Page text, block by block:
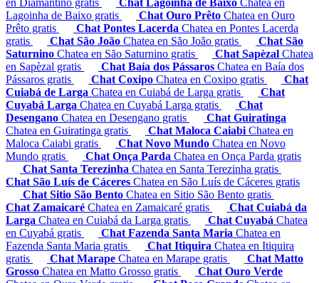
en Diamantino gratis
Chat Lagoinha de Baixo Chatea en
Lagoinha de Baixo gratis
Chat Ouro Prêto Chatea en Ouro
Prêto gratis
Chat Pontes Lacerda Chatea en Pontes Lacerda
gratis
Chat São João Chatea en São João gratis
Chat São
Saturnino Chatea en São Saturnino gratis Chat Sapèzal Chatea
en Sapèzal gratis
Chat Baía dos Pássaros Chatea en Baía dos
Pássaros gratis
Chat Coxipo Chatea en Coxipo gratis
Chat
Cuiabá de Larga Chatea en Cuiabá de Larga gratis
Chat
Cuyabá Larga Chatea en Cuyabá Larga gratis
Chat
Desengano Chatea en Desengano gratis
Chat Guiratinga
Chatea en Guiratinga gratis
Chat Maloca Caiabi Chatea en
Maloca Caiabi gratis
Chat Novo Mundo Chatea en Novo
Mundo gratis
Chat Onça Parda Chatea en Onça Parda gratis
Chat Santa Terezinha Chatea en Santa Terezinha gratis
Chat São Luís de Cáceres Chatea en São Luís de Cáceres gratis
Chat Sitio São Bento Chatea en Sitio São Bento gratis
Chat Zamaicaré Chatea en Zamaicaré gratis
Chat Cuiabá da
Larga Chatea en Cuiabá da Larga gratis Chat Cuyabá Chatea
en Cuyabá gratis
Chat Fazenda Santa Maria Chatea en
Fazenda Santa Maria gratis
Chat Itiquira Chatea en Itiquira
gratis
Chat Marape Chatea en Marape gratis
Chat Matto
Grosso Chatea en Matto Grosso gratis
Chat Ouro Verde